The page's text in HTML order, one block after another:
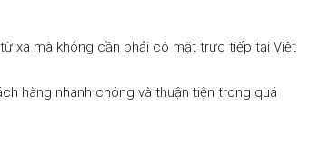
xa mà không cần phải có mặt trực tiếp tại Việt
hàng nhanh chóng và thuận tiện trong quá